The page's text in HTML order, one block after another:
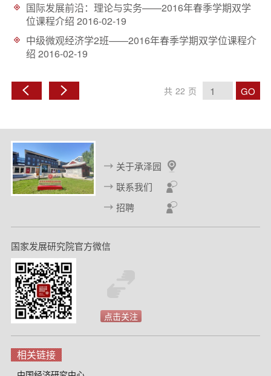
国际发展前沿：理论与实务——2016年春季学期双学
位课程介绍 2016-02-19
中级微观经济学2班——2016年春季学期双学位课程介
绍 2016-02-19
上
页
下
页
共 22 页 GO
关于承泽园
联系我们
招聘
国家发展研究院官方微信
点击关注
相关链接